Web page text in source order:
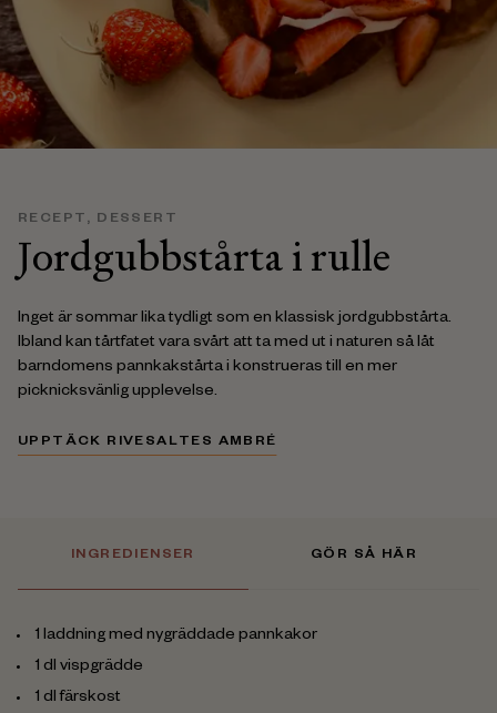
RECEPT , DESSERT
Jordgubbstårta i rulle
Inget är sommar lika tydligt som en klassisk jordgubbstårta.
Ibland kan tårtfatet vara svårt att ta med ut i naturen så låt
barndomens pannkakstårta i konstrueras till en mer
picknicksvänlig upplevelse.
UPPTÄCK RIVESALTES AMBRÉ
INGREDIENSER GÖR SÅ HÄR
1 laddning med nygräddade pannkakor
1 dl vispgrädde
1 dl färskost